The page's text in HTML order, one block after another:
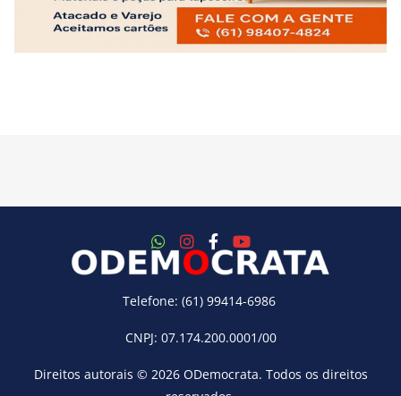
Telefone: (61) 99414-6986
CNPJ: 07.174.200.0001/00
Direitos autorais © 2026 ODemocrata. Todos os direitos